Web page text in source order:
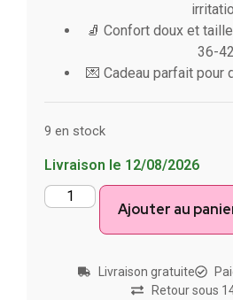
🧦 Confort doux et
36-42
💌 Cadeau parfait pour
9 en stock
Livraison le 12/08/2026
Ajouter au
Livraison gratuite
Retour sous